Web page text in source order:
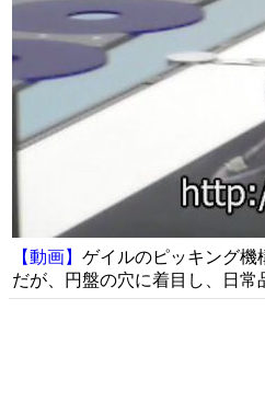
【動画】 ゲイルのピッキング機
だが、円盤の穴に着目し、日